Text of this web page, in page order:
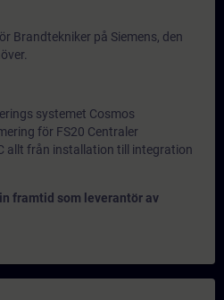
Brandtekniker på Siemens, den
systemet Cosmos
för FS20 Centraler
allt från installation till integration
framtid som leverantör av